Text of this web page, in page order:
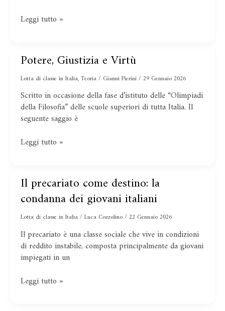
dal
Leggi tutto »
Potere, Giustizia e Virtù
Lotta di classe in Italia,Teoria/ Gianni Pierini/29 Gennaio 2026
Scritto in occasione della fase d’istituto delle “Olimpiadi
della Filosofia” delle scuole superiori di tutta Italia. Il
seguente saggio è
Potere,
e
Virtù
Leggi tutto »
Il precariato come destino: la
condanna dei giovani italiani
Lotta di classe in Italia/Luca Cozzolino/22 Gennaio 2026
Il precariato è una classe sociale che vive in condizioni
di reddito instabile, composta principalmente da giovani
impiegati in un
Il
precariato
come
destino:
condanna
dei
giovani
Leggi tutto »